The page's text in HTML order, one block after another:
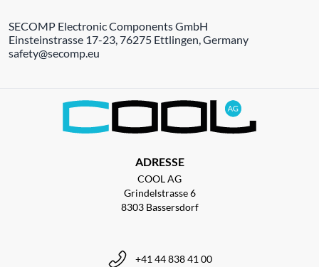
SECOMP Electronic Components GmbH
Einsteinstrasse 17-23, 76275 Ettlingen, Germany
safety@secomp.eu
ADRESSE
COOL AG
Grindelstrasse 6
8303 Bassersdorf
+41 44 838 41 00